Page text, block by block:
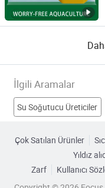
İlgili Aramalar
Su Soğutucu Üreticiler
yüksek kaliteli su
Çok Satılan Ürünler
Yıldız
Zarf
Kullanıcı